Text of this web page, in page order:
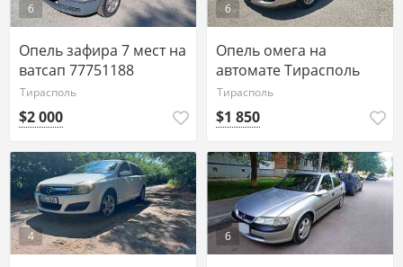
6
Опель зафира 7 мест на
ватсап 77751188
Тирасполь
$2 000
6
Опель омега на
автомате Тирасполь
Тирасполь
$1 850
4 6